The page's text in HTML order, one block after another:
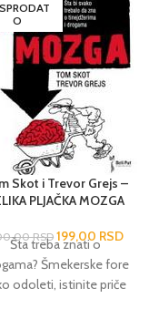
O
Skot i Trevor Grejs –
PLJAČKA MOZGA
RSD 199,00 RSD
Šta treba znati o
Šmekerske fore
odoleti, istinite priče